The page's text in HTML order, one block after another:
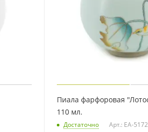
Пиала фарфоровая
110 мл.
Достаточно Арт.: EA-5172